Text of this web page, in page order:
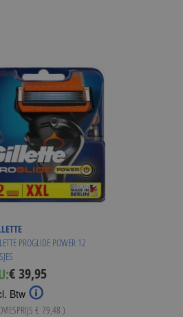
PROGLIDE POWER 12
Special
Price
€ 39,95
Btw
€ 79,48 )